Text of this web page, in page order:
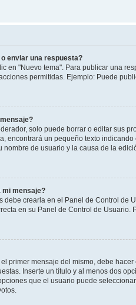
enviar una respuesta?
en "Nuevo tema". Para publicar una
permitidas. Ejemplo: Puede
solo puede borrar o editar sus
encontrará un pequeño texto
nombre de usuario y la causa de la
mi mensaje?
debe crearla en el Panel de Control de
en su Panel de Control de
primer mensaje del mismo, debe
Inserte un título y al menos dos
que el usuario puede